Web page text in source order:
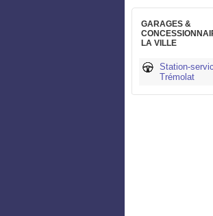
GARAGES &
LA VILLE
Station-
Trémolat